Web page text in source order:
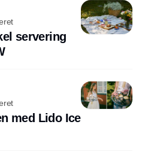
servering
med Lido Ice